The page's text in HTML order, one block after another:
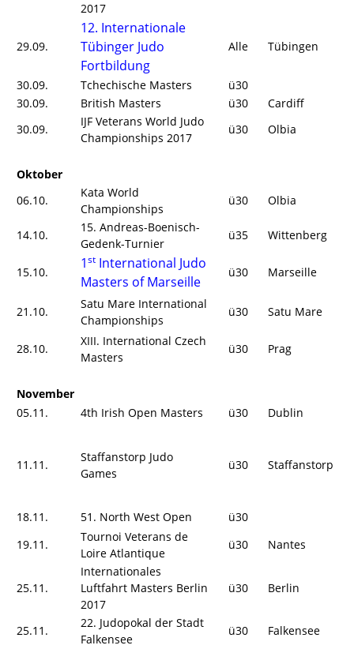
2017
29.09.
12. Internationale
Tübinger Judo
Fortbildung
Alle Tübingen
30.09. Tchechische Masters
ü30
30.09.
British Masters ü30
Cardiff
30.09.
IJF Veterans World Judo
Championships 2017
ü30 Olbia
Oktober
06.10.
Kata World
Championships
ü30 Olbia
14.10.
15. Andreas-Boenisch-
Gedenk-Turnier
ü35 Wittenberg
15.10.
1st International Judo
Masters of Marseille
ü30 Marseille
21.10.
Satu Mare International
Championships
ü30 Satu Mare
28.10.
XIII. International Czech
Masters
ü30 Prag
November
05.11.
4th Irish Open Masters ü30 Dublin
11.11.
Staffanstorp Judo
Games
ü30 Staffanstorp
18.11. 51. North West Open
ü30
19.11.
Tournoi Veterans de
Loire Atlantique
ü30 Nantes
25.11.
Internationales
Luftfahrt Masters Berlin
2017
ü30 Berlin
25.11.
22. Judopokal der Stadt
Falkensee
ü30
Falkensee